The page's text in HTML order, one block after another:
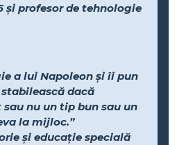
și profesor de tehnologie
a lui Napoleon și îi pun
dacă
nu un tip bun sau un
la mijloc.”
și educație specială